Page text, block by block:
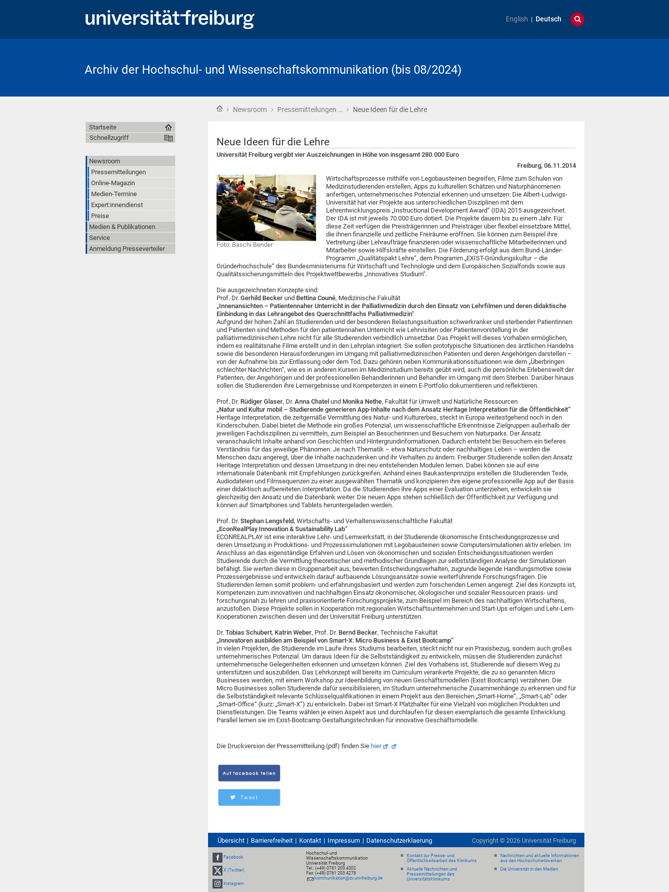
English Deutsch
Archiv der Hochschul- und Wissenschaftskommunikation (bis 08/2024)
Startseite
› Newsroom › Pressemitteilungen … › Neue Ideen für die Lehre
Neue Ideen für die Lehre
Universität Freiburg vergibt vier Auszeichnungen in Höhe von insgesamt 280.000 Euro
Freiburg, 06.11.2014
Foto: Baschi Bender
Wirtschaftsprozesse mithilfe von Legobausteinen begreifen, Filme zum Schulen von
Medizinstudierenden erstellen, Apps zu kulturellen Schätzen und Naturphänomenen
anfertigen, unternehmerisches Potenzial erkennen und umsetzen: Die Albert-Ludwigs-
Universität hat vier Projekte aus unterschiedlichen Disziplinen mit dem
Lehrentwicklungspreis „Instructional Development Award“ (IDA) 2015 ausgezeichnet.
Der IDA ist mit jeweils 70.000 Euro dotiert. Die Projekte dauern bis zu einem Jahr. Für
diese Zeit verfügen die Preisträgerinnen und Preisträger über flexibel einsetzbare Mittel,
die ihnen finanzielle und zeitliche Freiräume eröffnen. Sie können zum Beispiel ihre
Vertretung über Lehraufträge finanzieren oder wissenschaftliche Mitarbeiterinnen und
Mitarbeiter sowie Hilfskräfte einstellen. Die Förderung erfolgt aus dem Bund-Länder-
Programm „Qualitätspakt Lehre“, dem Programm „EXIST-Gründungskultur – die
Gründerhochschule“ des Bundesministeriums für Wirtschaft und Technologie und dem Europäischen Sozialfonds sowie aus
Qualitätssicherungsmitteln des Projektwettbewerbs „Innovatives Studium“.
Die ausgezeichneten Konzepte sind:
Prof. Dr. Gerhild Becker und Bettina Couné, Medizinische Fakultät
„Innenansichten – Patientennaher Unterricht in der Palliativmedizin durch den Einsatz von Lehrfilmen und deren didaktische
Einbindung in das Lehrangebot des Querschnittfachs Palliativmedizin“
Aufgrund der hohen Zahl an Studierenden und der besonderen Belastungssituation schwerkranker und sterbender Patientinnen
und Patienten sind Methoden für den patientennahen Unterricht wie Lehrvisiten oder Patientenvorstellung in der
palliativmedizinischen Lehre nicht für alle Studierenden verbindlich umsetzbar. Das Projekt will dieses Vorhaben ermöglichen,
indem es realitätsnahe Filme erstellt und in den Lehrplan integriert. Sie sollen prototypische Situationen des ärztlichen Handelns
sowie die besonderen Herausforderungen im Umgang mit palliativmedizinischen Patienten und deren Angehörigen darstellen –
von der Aufnahme bis zur Entlassung oder dem Tod. Dazu gehören neben Kommunikationssituationen wie dem „Überbringen
schlechter Nachrichten“, wie es in anderen Kursen im Medizinstudium bereits geübt wird, auch die persönliche Erlebenswelt der
Patienten, der Angehörigen und der professionellen Behandlerinnen und Behandler im Umgang mit dem Sterben. Darüber hinaus
sollen die Studierenden ihre Lernergebnisse und Kompetenzen in einem E-Portfolio dokumentieren und reflektieren.
Prof. Dr. Rüdiger Glaser, Dr. Anna Chatel und Monika Nethe, Fakultät für Umwelt und Natürliche Ressourcen
„Natur und Kultur mobil – Studierende generieren App-Inhalte nach dem Ansatz Heritage Interpretation für die Öffentlichkeit“
Heritage Interpretation, die zeitgemäße Vermittlung des Natur- und Kulturerbes, steckt in Europa weitestgehend noch in den
Kinderschuhen. Dabei bietet die Methode ein großes Potenzial, um wissenschaftliche Erkenntnisse Zielgruppen außerhalb der
jeweiligen Fachdisziplinen zu vermitteln, zum Beispiel an Besucherinnen und Besuchern von Naturparks. Der Ansatz
veranschaulicht Inhalte anhand von Geschichten und Hintergrundinformationen. Dadurch entsteht bei Besuchern ein tieferes
Verständnis für das jeweilige Phänomen. Je nach Thematik – etwa Naturschutz oder nachhaltiges Leben – werden die
Menschen dazu angeregt, über die Inhalte nachzudenken und ihr Verhalten zu ändern. Freiburger Studierende sollen den Ansatz
Heritage Interpretation und dessen Umsetzung in drei neu entstehenden Modulen lernen. Dabei können sie auf eine
internationale Datenbank mit Empfehlungen zurückgreifen. Anhand eines Baukastenprinzips erstellen die Studierenden Texte,
Audiodateien und Filmsequenzen zu einer ausgewählten Thematik und konzipieren ihre eigene professionelle App auf der Basis
einer didaktisch aufbereiteten Interpretation. Da die Studierenden ihre Apps einer Evaluation unterziehen, entwickeln sie
gleichzeitig den Ansatz und die Datenbank weiter. Die neuen Apps stehen schließlich der Öffentlichkeit zur Verfügung und
können auf Smartphones und Tablets heruntergeladen werden.
Prof. Dr. Stephan Lengsfeld, Wirtschafts- und Verhaltenswissenschaftliche Fakultät
„EconRealPlay Innovation & Sustainability Lab“
ECONREALPLAY ist eine interaktive Lehr- und Lernwerkstatt, in der Studierende ökonomische Entscheidungsprozesse und
deren Umsetzung in Produktions- und Prozesssimulationen mit Legobausteinen sowie Computersimulationen aktiv erleben. Im
Anschluss an das eigenständige Erfahren und Lösen von ökonomischen und sozialen Entscheidungssituationen werden
Studierende durch die Vermittlung theoretischer und methodischer Grundlagen zur selbstständigen Analyse der Simulationen
befähigt. Sie werten diese in Gruppenarbeit aus, bewerten Entscheidungsverhalten, zugrunde liegende Handlungsmotive sowie
Prozessergebnisse und entwickeln darauf aufbauende Lösungsansätze sowie weiterführende Forschungsfragen. Die
Studierenden lernen somit problem- und erfahrungsbasiert und werden zum forschenden Lernen angeregt. Ziel des Konzepts ist,
Kompetenzen zum innovativen und nachhaltigen Einsatz ökonomischer, ökologischer und sozialer Ressourcen praxis- und
forschungsnah zu lehren und praxisorientierte Forschungsprojekte, zum Beispiel im Bereich des nachhaltigen Wirtschaftens,
anzustoßen. Diese Projekte sollen in Kooperation mit regionalen Wirtschaftsunternehmen und Start-Ups erfolgen und Lehr-Lern-
Kooperationen zwischen diesen und der Universität Freiburg unterstützen.
Dr. Tobias Schubert, Katrin Weber, Prof. Dr. Bernd Becker, Technische Fakultät
„Innovatoren ausbilden am Beispiel von Smart-X: Micro Business & Exist Bootcamp“
In vielen Projekten, die Studierende im Laufe ihres Studiums bearbeiten, steckt nicht nur ein Praxisbezug, sondern auch großes
unternehmerisches Potenzial. Um daraus Ideen für die Selbstständigkeit zu entwickeln, müssen die Studierenden zunächst
unternehmerische Gelegenheiten erkennen und umsetzen können. Ziel des Vorhabens ist, Studierende auf diesem Weg zu
unterstützen und auszubilden. Das Lehrkonzept will bereits im Curriculum verankerte Projekte, die zu so genannten Micro
Businesses werden, mit einem Workshop zur Ideenbildung von neuen Geschäftsmodellen (Exist Bootcamp) verzahnen. Die
Micro Businesses sollen Studierende dafür sensibilisieren, im Studium unternehmerische Zusammenhänge zu erkennen und für
die Selbstständigkeit relevante Schlüsselqualifikationen in einem Projekt aus den Bereichen „Smart-Home“, „Smart-Lab“ oder
„Smart-Office“ (kurz: „Smart-X“) zu entwickeln. Dabei ist Smart-X Platzhalter für eine Vielzahl von möglichen Produkten und
Dienstleistungen. Die Teams wählen je einen Aspekt aus und durchlaufen für diesen exemplarisch die gesamte Entwicklung.
Parallel lernen sie im Exist-Bootcamp Gestaltungstechniken für innovative Geschäftsmodelle.
Die Druckversion der Pressemitteilung (pdf) finden Sie hier .
Startseite
Schnellzugriff
Newsroom
Pressemitteilungen
Online-Magazin
Medien-Termine
Expert:innendienst
Preise
Medien & Publikationen
Service
Anmeldung Presseverteiler
Übersicht Barrierefreiheit Kontakt Impressum Datenschutzerklaerung Copyright © 2026 Universität Freiburg
Facebook
X (Twitter)
Instagram
Hochschul- und
Wissenschaftskommunikation
Universität Freiburg
Tel.: (+49) 0761 203 4302
Fax: (+49) 0761 203 4278
kommunikation@zv.uni-freiburg.de
Kontakt zur Presse- und
Öffentlichkeitsarbeit des Klinikums
Aktuelle Nachrichten und
Pressemitteilungen des
Universitätsklinikums
Nachrichten und aktuelle Informationen
aus den Hochschulnetzwerken
Die Universität in den Medien